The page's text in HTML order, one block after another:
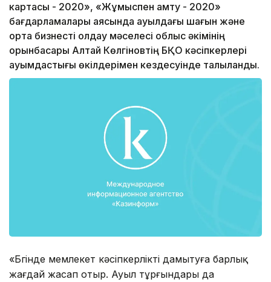
картасы - 2020», «Жұмыспен қамту - 2020»
бағдарламалары аясында ауылдағы шағын және
орта бизнесті қолдау мәселесі облыс әкімінің
орынбасары Алтай Көлгіновтің БҚО кәсіпкерлері
қауымдастығы өкілдерімен кездесуінде талқыланды.
«Бүгінде мемлекет кәсіпкерлікті дамытуға барлық
жағдай жасап отыр. Ауыл тұрғындары да